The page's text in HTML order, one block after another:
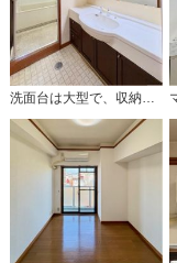
洗面台は大型で、収納もタップリです。